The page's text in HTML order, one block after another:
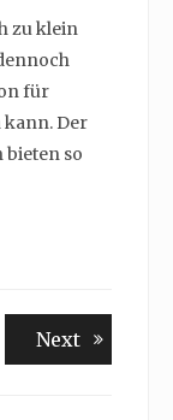
zu klein
für
Der
so
NextNext